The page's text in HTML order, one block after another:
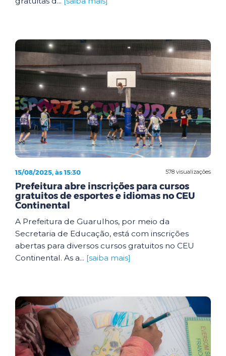
578 visualizações
15/08/2025, às 15:30
Prefeitura abre inscrições para cursos
gratuitos de esportes e idiomas no CEU
Continental
A Prefeitura de Guarulhos, por meio da
Secretaria de Educação, está com inscrições
abertas para diversos cursos gratuitos no CEU
Continental. As a... [saiba mais]